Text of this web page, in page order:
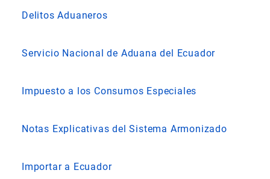
Delitos Aduaneros
Servicio Nacional de Aduana del Ecuador
Impuesto a los Consumos Especiales
Notas Explicativas del Sistema Armonizado
Importar a Ecuador